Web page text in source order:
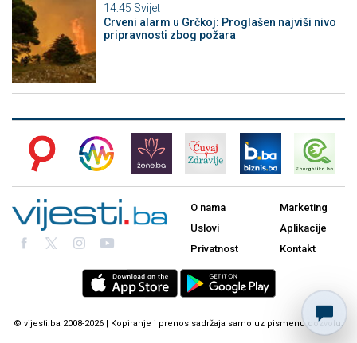
14:45 Svijet
Crveni alarm u Grčkoj: Proglašen najviši nivo
pripravnosti zbog požara
O nama
Uslovi
Privatnost
Marketing
Aplikacije
Kontakt
© vijesti.ba 2008-2026 | Kopiranje i prenos sadržaja samo uz pismenu dozvolu.